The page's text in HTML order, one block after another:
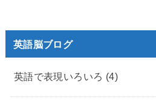
英語脳ブログ
英語で表現いろいろ (4)